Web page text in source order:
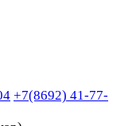
+7(8692) 41-77-